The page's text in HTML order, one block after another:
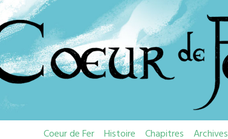
Coeur de Fer Histoire Chapitres Archives